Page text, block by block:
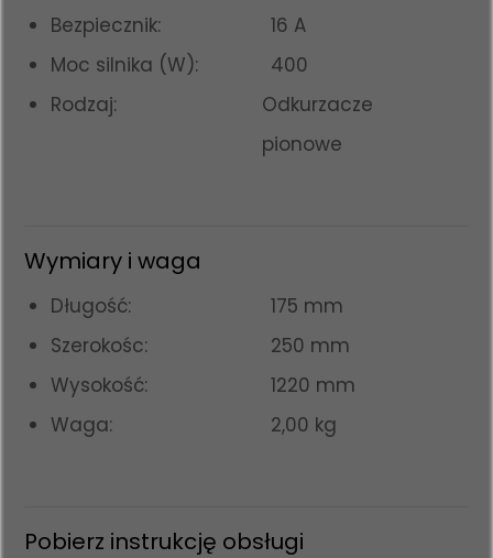
Bezpiecznik:
16 A
Moc silnika (W):
400
Rodzaj:
Odkurzacze
pionowe
Wymiary i waga
Długość:
175 mm
Szerokośc:
250 mm
Wysokość:
1220 mm
Waga:
2,00 kg
Pobierz instrukcję obsługi